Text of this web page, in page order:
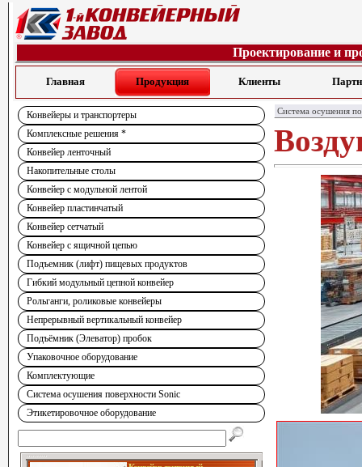
Проектирование и
Главная Продукция Клиенты
Конвейеры и транспортеры
Комплексные решения *
Конвейер ленточный
Накопительные столы
Конвейер с модульной лентой
Конвейер пластинчатый
Конвейер сетчатый
Конвейер с ящичной цепью
Подъемник (лифт) пищевых продуктов
Гибкий модульный цепной конвейер
Рольганги, роликовые конвейеры
Непрерывный вертикальный конвейер
Подъёмник (Элеватор) пробок
Упаковочное оборудование
Комплектующие
Система осушения поверхности Sonic
Этикетировочное оборудование
Система осушения